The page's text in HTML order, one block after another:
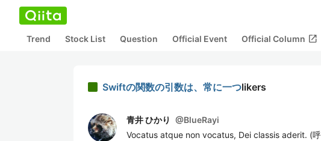
Trend Stock List Question Official Event Official Column open_in_new
Swiftの関数の引数は、常に一つlikers
青井 ひかり @BlueRayi
Vocatus atque non vocatus, Dei classis aderit. (